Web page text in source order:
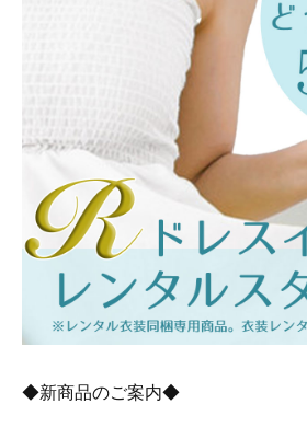
◆新商品のご案内◆